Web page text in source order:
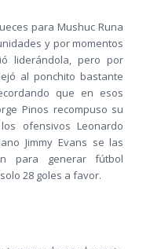
para Mushuc Runa
y por momentos
liderándola, pero por
al ponchito bastante
que en esos
Pinos recompuso su
ofensivos Leonardo
Jimmy Evans se las
para generar fútbol
28 goles a favor.